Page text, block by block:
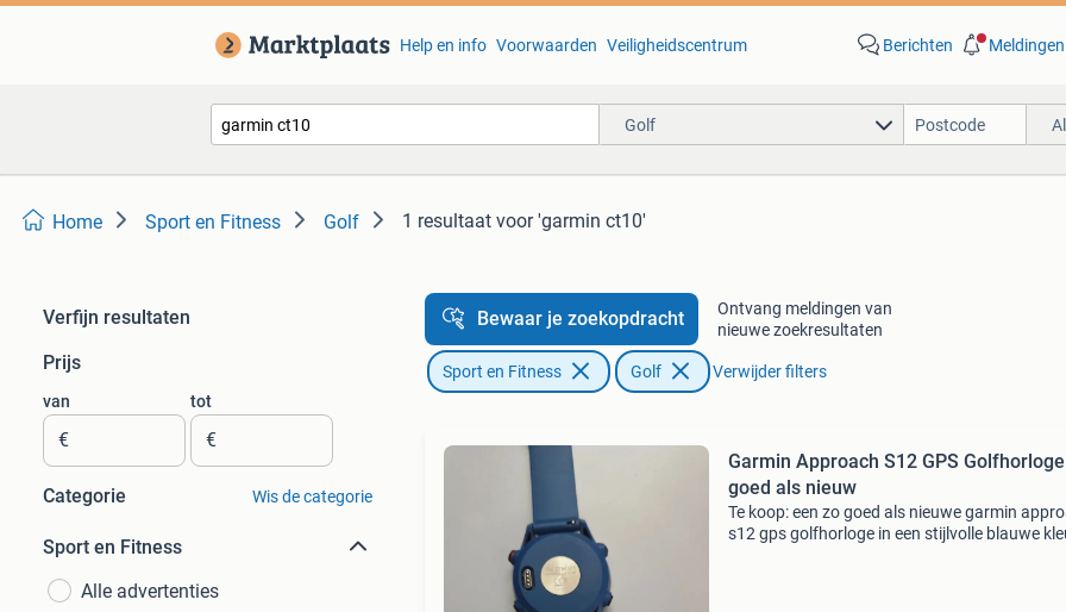
Help en info Voorwaarden Veiligheidscentrum Berichten Meldingen
Golf
Home Sport en Fitness Golf 1 resultaat voor 'garmin ct10'
Verfijn resultaten
Prijs
van
€
tot
€
Categorie Wis de categorie
Sport en Fitness
Alle advertenties
Bewaar je zoekopdracht
Ontvang meldingen van
nieuwe zoekresultaten
Sport en Fitness Golf Verwijder filters
Garmin Approach S12 GPS
goed als nieuw
Te koop: een zo goed als nieuwe garmin
s12 gps golfhorloge in een stijlvolle blauwe